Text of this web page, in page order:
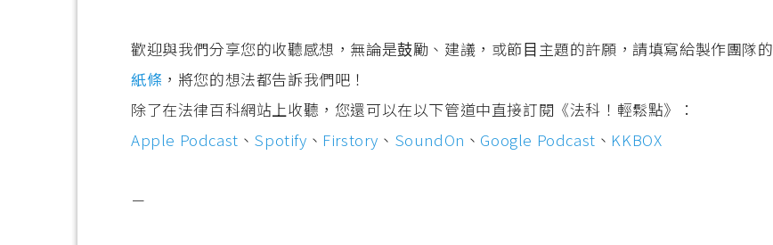
歡迎與我們分享您的收聽感想，無論是⿎勵、建議，或節⽬主題的許願，請填寫給製作團隊的
紙條 ，將您的想法都告訴我們吧！
除了在法律百科網站上收聽，您還可以在以下管道中直接訂閱《法科！輕鬆點》：
Apple Podcast 、 Spotify 、 Firstory 、 SoundOn 、 Google Podcast 、 KKBOX
－